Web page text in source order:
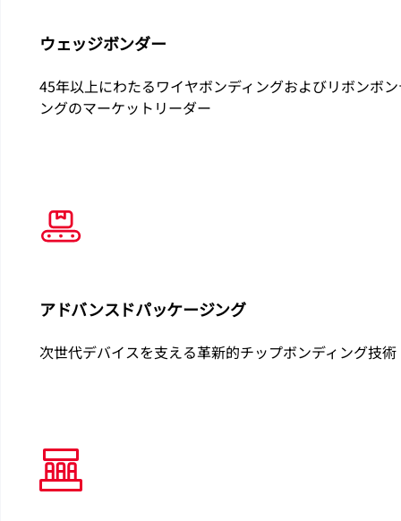
ウェッジボンダー
45年以上にわたるワイヤボンディングおよびリボンボ
ングのマーケットリーダー
アドバンスドパッケージング
次世代デバイスを支える革新的チップボンディング技術